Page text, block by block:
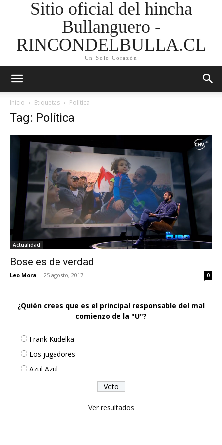
Sitio oficial del hincha
Bullanguero -
RINCONDELBULLA.CL
Un Solo Corazón
Inicio Etiquetas Política
Tag: Política
Actualidad
Bose es de verdad
Leo Mora - 25 agosto, 2017 0
¿Quién crees que es el principal responsable del mal
comienzo de la "U"?
Frank Kudelka
Los jugadores
Azul Azul
Ver resultados